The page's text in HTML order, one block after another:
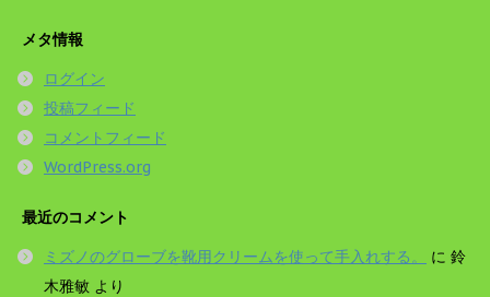
メタ情報
ログイン
投稿フィード
コメントフィード
WordPress.org
最近のコメント
ミズノのグローブを靴用クリームを使って手入れする。
に 鈴
木雅敏 より